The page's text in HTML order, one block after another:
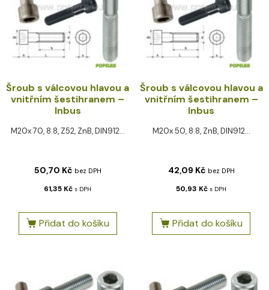
Šroub s válcovou hlavou a
vnitřním šestihranem –
Inbus
M20x 70, 8.8, Z52, ZnB, DIN912...
50,70 Kč bez DPH
61,35 Kč s DPH
Přidat do košíku
Šroub s válcovou hlavou a
vnitřním šestihranem –
Inbus
M20x 50, 8.8, ZnB, DIN912...
42,09 Kč bez DPH
50,93 Kč s DPH
Přidat do košíku